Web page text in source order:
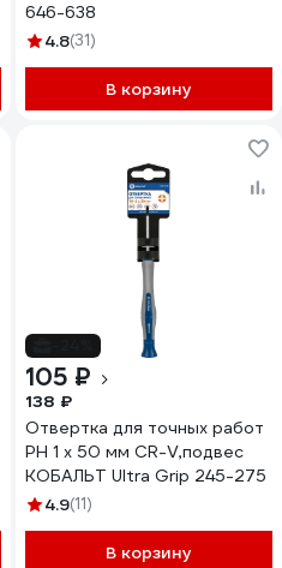
646-638
4.8(31)
В корзину
105 ₽
138 ₽
Отвертка для точных работ
PH 1 х 50 мм CR-V,подвес
КОБАЛЬТ Ultra Grip 245-275
4.9(11)
В корзину